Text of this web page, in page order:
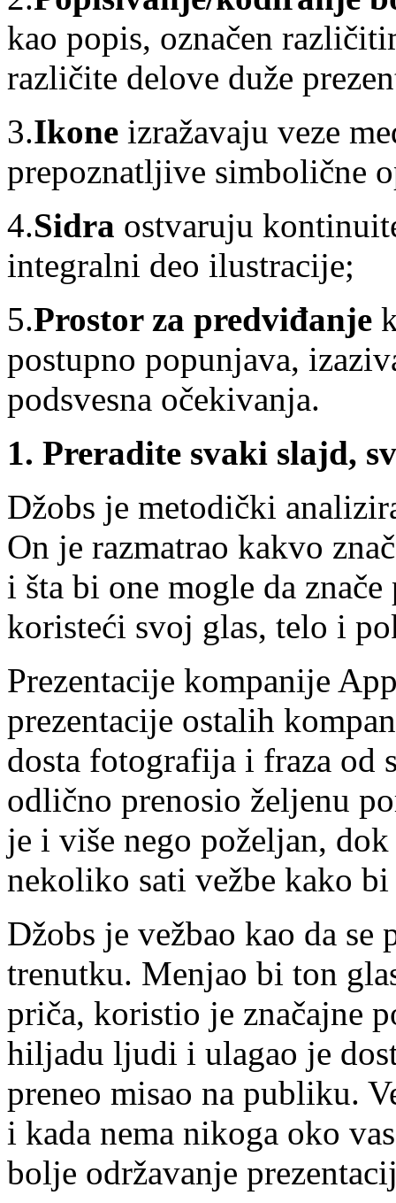
kao popis, označen
različite delove duže
3.Ikone izražavaju veze
prepoznatljive simbolične
4.Sidra ostvaruju
integralni deo ilustracije;
5.Prostor za predviđanje
postupno popunjava,
podsvesna očekivanja.
1. Preradite svaki slajd,
Džobs je metodički
On je razmatrao kakvo
i šta bi one mogle da
koristeći svoj glas, telo i
Prezentacije kompanije
prezentacije ostalih
dosta fotografija i fraza od
odlično prenosio željenu
je i više nego poželjan,
nekoliko sati vežbe kako
Džobs je vežbao kao da
trenutku. Menjao bi ton
priča, koristio je značajne
hiljadu ljudi i ulagao je
preneo misao na publiku.
i kada nema nikoga oko
bolje održavanje